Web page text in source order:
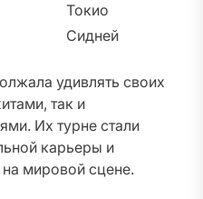
Токио
Сидней
удивлять своих
так и
Их турне стали
карьеры и
мировой сцене.